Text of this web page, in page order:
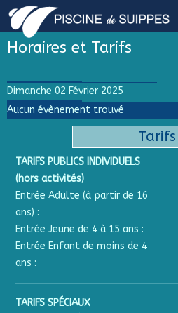
Horaires et Tarifs
Dimanche 02 Février 2025
Aucun évènement trouvé
Tarifs
TARIFS PUBLICS INDIVIDUELS
(hors activités)
Entrée Adulte (à partir de 16
ans) :
Entrée Jeune de 4 à 15 ans :
Entrée Enfant de moins de 4
ans :
TARIFS SPÉCIAUX